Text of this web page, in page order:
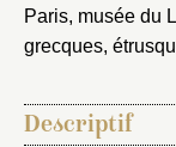
Paris, musée du
grecques,
Descriptif